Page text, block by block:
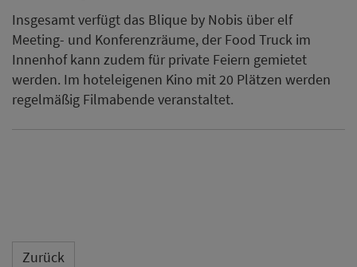
Insgesamt verfügt das Blique by Nobis über elf
Meeting- und Konferenzräume, der Food Truck im
Innenhof kann zudem für private Feiern gemietet
werden. Im hoteleigenen Kino mit 20 Plätzen werden
regelmäßig Filmabende veranstaltet.
Zurück